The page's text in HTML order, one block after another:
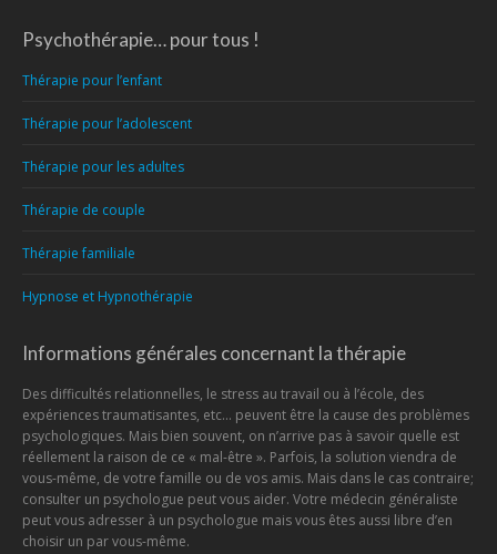
Psychothérapie… pour tous !
Thérapie pour l’enfant
Thérapie pour l’adolescent
Thérapie pour les adultes
Thérapie de couple
Thérapie familiale
Hypnose et Hypnothérapie
Informations générales concernant la thérapie
Des difficultés relationnelles, le stress au travail ou à l’école, des
expériences traumatisantes, etc… peuvent être la cause des problèmes
psychologiques. Mais bien souvent, on n’arrive pas à savoir quelle est
réellement la raison de ce « mal-être ». Parfois, la solution viendra de
vous-même, de votre famille ou de vos amis. Mais dans le cas contraire;
consulter un psychologue peut vous aider. Votre médecin généraliste
peut vous adresser à un psychologue mais vous êtes aussi libre d’en
choisir un par vous-même.